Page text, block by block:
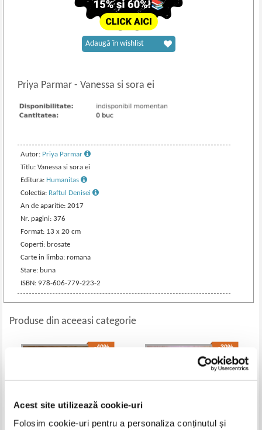
Acest site utilizează cookie-uri
Folosim cookie-uri pentru a personaliza conținutul și
Priya Parmar- Vanessa si sora ei
Autor: Priya Parmar
Titlu: Vanessa si sora ei
Editura: Humanitas
Colectia: Raftul Denisei
An de aparitie: 2017
Nr. pagini: 376
Format: 13 x 20 cm
Coperti: brosate
Carte in limba: romana
Stare: buna
ISBN: 978-606-779-223-2
Adaugă în wishlist
Produse din aceeasi categorie
-40% -30%